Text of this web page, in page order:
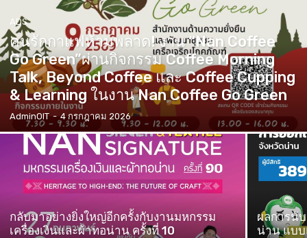
ADS
คนรักกาแฟห้ามพลาด! งาน “Nan Coffee
Go Green”ผ่านกิจกรรม Coffee Morning
Talk, Beyond Coffee และ Coffee Cupping
& Learning ในงาน Nan Coffee Go Green
AdminOIT - 4 กรกฎาคม 2026
กลับมาอย่างยิ่งใหญ่อีกครั้งกับงานมหกรรม
เครื่องเงินและผ้าทอน่าน ครั้งที่ 10
ผลการนั
น่าน แบบ